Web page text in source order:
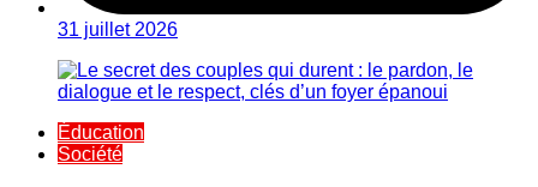
31 juillet 2026
Éducation
Société